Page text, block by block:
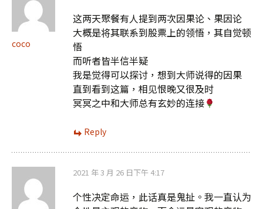
coco
这两天聚餐有人提到两次因果论、果因论
大概是将其联系到股票上的领悟，其自觉顿
悟
而听者皆半信半疑
我是觉得可以探讨，想到大师说得的因果
直到看到这篇，相见恨晚又很及时
冥冥之中和大师总有玄妙的连接
Reply
2021 年 3 月 26 日下午 4:17
个性决定命运，此话真是鬼扯。我一直认为